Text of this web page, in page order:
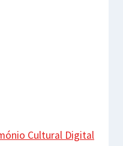
Cultural Digital